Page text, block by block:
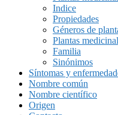
Indice
Propiedades
Géneros de
Plantas
Familia
Sinónimos
Síntomas y
Nombre común
Nombre científico
Origen